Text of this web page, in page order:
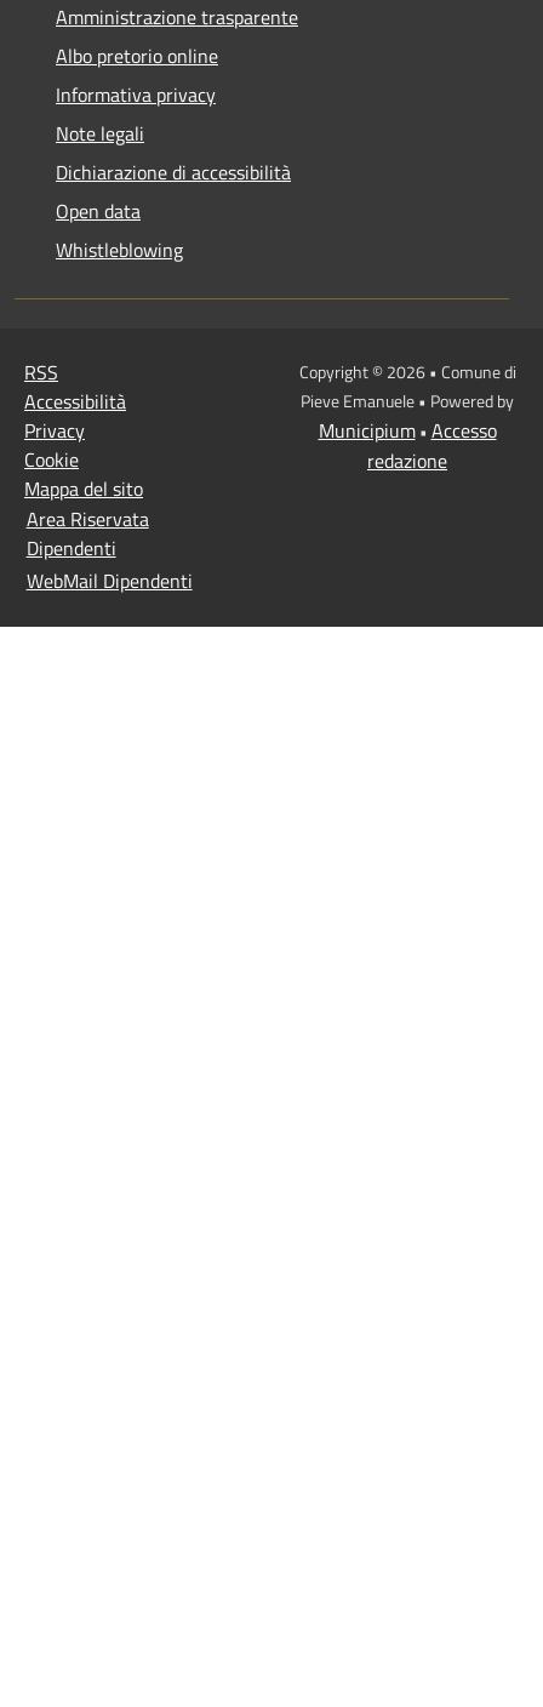
Amministrazione trasparente
Albo pretorio online
Informativa privacy
Note legali
Dichiarazione di accessibilità
Open data
Whistleblowing
RSS
Accessibilità
Privacy
Cookie
Mappa del sito
Area Riservata
Dipendenti
WebMail Dipendenti
Copyright © 2026 • Comune di
Pieve Emanuele • Powered by
Municipium• Accesso
redazione